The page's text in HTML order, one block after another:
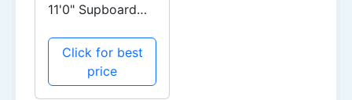
11'0" Supboard
2021Click for best
price